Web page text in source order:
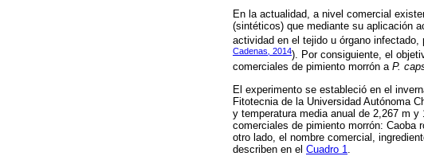
En la actualidad, a nivel comercial
(sintéticos) que mediante su aplicación
actividad en el tejido u órgano
Cadenas 2014). Por consiguiente, el
comerciales de pimiento morrón a P.
El experimento se estableció en el
Fitotecnia de la Universidad Autónoma
y temperatura media anual de 2,267 m
comerciales de pimiento morrón: Caoba
otro lado, el nombre comercial,
describen en el Cuadro 1